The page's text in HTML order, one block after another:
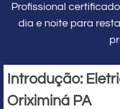
Profissional
dia e noite para
Introdução:
Oriximiná PA